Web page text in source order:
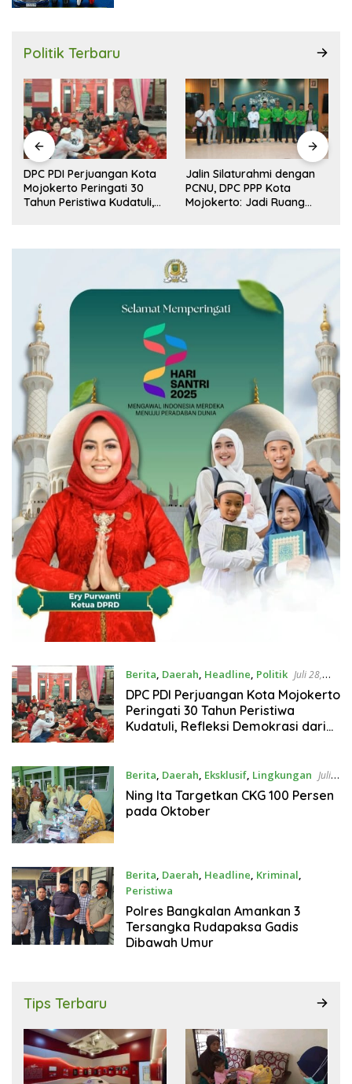
Politik Terbaru
DPC PDI Perjuangan Kota
Mojokerto Peringati 30
Tahun Peristiwa Kudatuli,
Jalin Silaturahmi dengan
PCNU, DPC PPP Kota
Mojokerto: Jadi Ruang
Berita Daerah Headline Politik Juli 28,
2026
DPC PDI Perjuangan Kota Mojokerto
Peringati 30 Tahun Peristiwa
Kudatuli, Refleksi Demokrasi dari
Berita, Daerah, Eksklusif, Lingkungan Juli
23, 2026
Ning Ita Targetkan CKG 100 Persen
pada Oktober
Berita, Daerah, Headline, Kriminal,
Peristiwa
Juli 21, 2026
Polres Bangkalan Amankan 3
Tersangka Rudapaksa Gadis
Dibawah Umur
Tips Terbaru